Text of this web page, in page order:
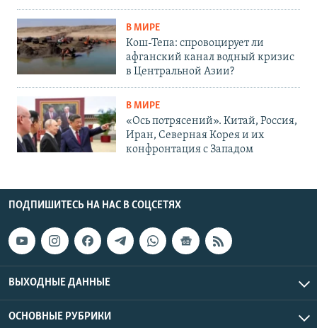
В МИРЕ
Кош-Тепа: спровоцирует ли
афганский канал водный кризис
в Центральной Азии?
В МИРЕ
«Ось потрясений». Китай, Россия,
Иран, Северная Корея и их
конфронтация с Западом
ПОДПИШИТЕСЬ НА НАС В СОЦСЕТЯХ
ВЫХОДНЫЕ ДАННЫЕ
ОСНОВНЫЕ РУБРИКИ